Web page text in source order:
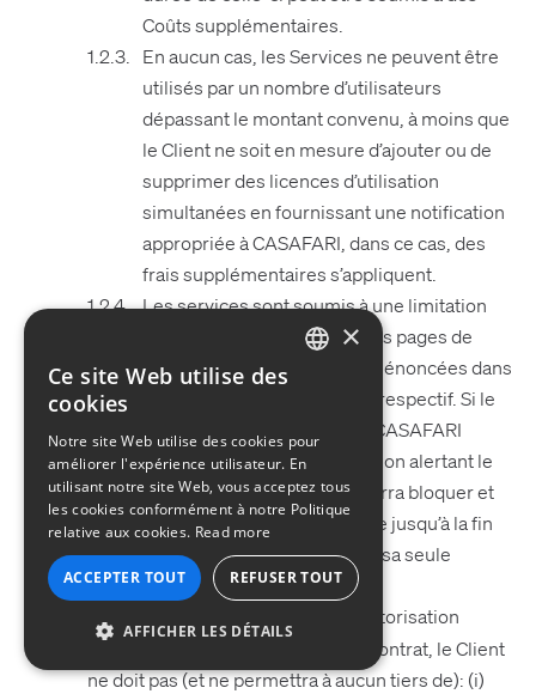
Coûts supplémentaires.
En aucun cas, les Services ne peuvent être
utilisés par un nombre d’utilisateurs
dépassant le montant convenu, à moins que
le Client ne soit en mesure d’ajouter ou de
supprimer des licences d’utilisation
simultanées en fournissant une notification
appropriée à CASAFARI, dans ce cas, des
frais supplémentaires s’appliquent.
Les services sont soumis à une limitation
quotidienne de l’affichage des pages de
recherche ou aux limitations énoncées dans
le formulaire de commande respectif. Si le
Client dépasse cette limite, CASAFARI
pourra envoyer une notification alertant le
Client de l’événement et pourra bloquer et
suspendre l’accès au Compte jusqu’à la fin
de la journée ou à défaut sur sa seule
description.
Restrictions d’Utilisation
: Sauf autorisation
expresse prévue dans le présent Contrat, le Client
ne doit pas (et ne permettra à aucun tiers de): (i)
ENGLISH
FRENCH
PORTUGUESE
SPANISH
×
Ce site Web utilise des
cookies
Notre site Web utilise des cookies pour
améliorer l'expérience utilisateur. En
utilisant notre site Web, vous acceptez tous
les cookies conformément à notre Politique
relative aux cookies. Read more
ACCEPTER TOUT REFUSER TOUT
AFFICHER LES DÉTAILS
STRICTEMENT NÉCESSAIRES